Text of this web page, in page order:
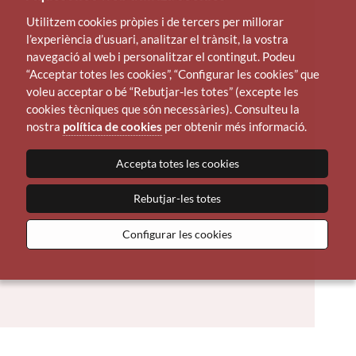
Utilitzem cookies pròpies i de tercers per millorar
l’experiència d’usuari, analitzar el trànsit, la vostra
navegació al web i personalitzar el contingut. Podeu
“Acceptar totes les cookies”, “Configurar les cookies” que
voleu acceptar o bé “Rebutjar-les totes” (excepte les
cookies tècniques que són necessàries). Consulteu la
nostra política de cookies per obtenir més informació.
Accepta totes les cookies
Rebutjar-les totes
Configurar les cookies